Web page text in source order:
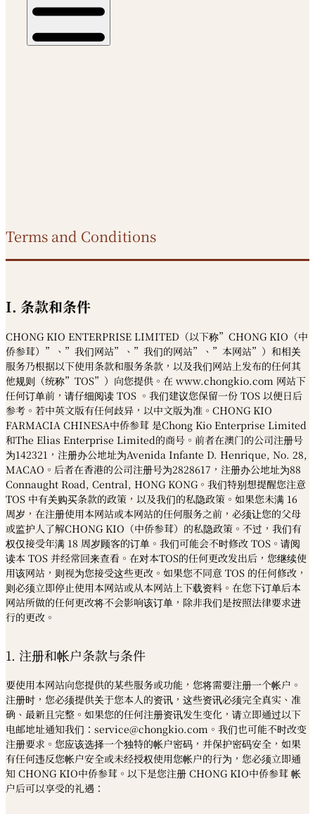
Terms and Conditions
I. 条款和条件
CHONG KIO ENTERPRISE LIMITED（以下称”CHONG KIO（中
侨参茸）”、”我们网站”、”我们的网站”、”本网站”）和相关
服务乃根据以下使用条款和服务条款，以及我们网站上发布的任何其
他规则（统称”TOS”）向您提供。在 www.chongkio.com 网站下
任何订单前，请仔细阅读 TOS 。我们建议您保留一份 TOS 以便日后
参考。若中英文版有任何歧异，以中文版为准。CHONG KIO
FARMACIA CHINESA中侨参茸 是Chong Kio Enterprise Limited
和The Elias Enterprise Limited的商号。前者在澳门的公司注册号
为142321，注册办公地址为Avenida Infante D. Henrique, No. 28,
MACAO。后者在香港的公司注册号为2828617，注册办公地址为88
Connaught Road, Central, HONG KONG。我们特别想提醒您注意
TOS 中有关购买条款的政策，以及我们的私隐政策。如果您未满 16
周岁，在注册使用本网站或本网站的任何服务之前，必须让您的父母
或监护人了解CHONG KIO（中侨参茸）的私隐政策。不过，我们有
权仅接受年满 18 周岁顾客的订单。我们可能会不时修改 TOS。请阅
读本 TOS 并经常回来查看。在对本TOS的任何更改发出后，您继续使
用该网站，则视为您接受这些更改。如果您不同意 TOS 的任何修改，
则必须立即停止使用本网站或从本网站上下载资料。在您下订单后本
网站所做的任何更改将不会影响该订单，除非我们是按照法律要求进
行的更改。
1. 注册和帐户条款与条件
要使用本网站向您提供的某些服务或功能，您将需要注册一个帐户。
注册时，您必须提供关于您本人的资讯，这些资讯必须完全真实、准
确、最新且完整。如果您的任何注册资讯发生变化，请立即通过以下
电邮地址通知我们：service@chongkio.com。我们也可能不时改变
注册要求。您应该选择一个独特的帐户密码，并保护密码安全，如果
有任何违反您帐户安全或未经授权使用您帐户的行为，您必须立即通
知 CHONG KIO中侨参茸。以下是您注册 CHONG KIO中侨参茸 帐
户后可以享受的礼遇：